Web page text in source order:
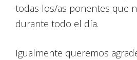
todas los/as ponentes que
durante todo el día.
Igualmente queremos